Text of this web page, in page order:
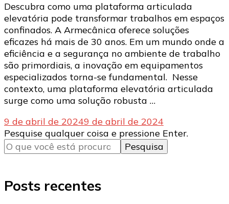
Descubra como uma plataforma articulada
elevatória pode transformar trabalhos em espaços
confinados. A Armecânica oferece soluções
eficazes há mais de 30 anos. Em um mundo onde a
eficiência e a segurança no ambiente de trabalho
são primordiais, a inovação em equipamentos
especializados torna-se fundamental. Nesse
contexto, uma plataforma elevatória articulada
surge como uma solução robusta …
9 de abril de 20249 de abril de 2024
Procurando
algo?
Pesquise qualquer coisa e pressione Enter.
Posts recentes